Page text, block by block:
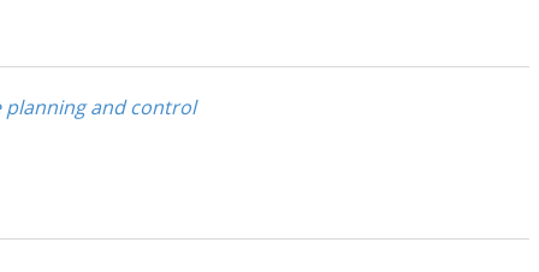
planning and control